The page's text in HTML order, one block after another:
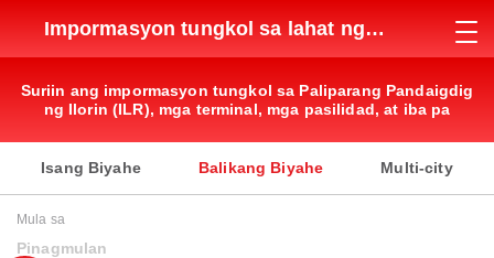
Impormasyon tungkol sa lahat ng
paliparan
Suriin ang impormasyon tungkol sa Paliparang Pandaigdig
ng Ilorin (ILR), mga terminal, mga pasilidad, at iba pa
Isang Biyahe Balikang Biyahe Multi-city
Mula sa
Pinagmulan